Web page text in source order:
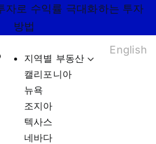
자로 수익률 극대화하는 투자
방법
지역별 부동산
캘리포니아
뉴욕
조지아
텍사스
네바다
English